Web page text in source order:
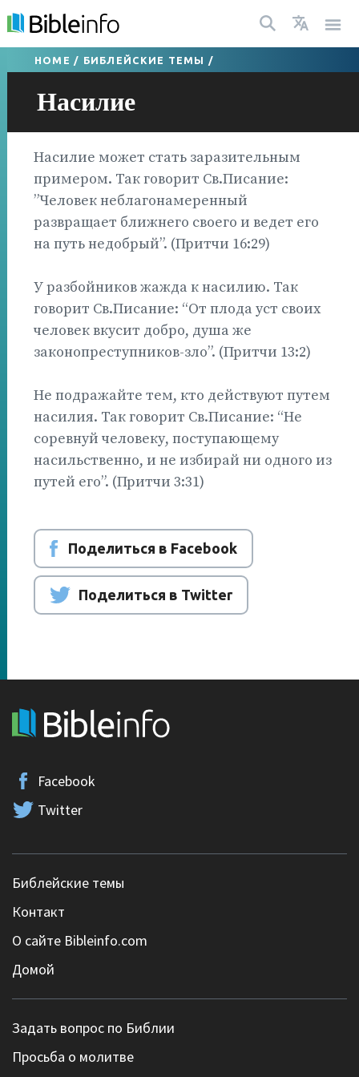
HOME / БИБЛЕЙСКИЕ ТЕМЫ /
Насилие
Насилие может стать заразительным
примером. Так говорит Св.Писание:
”Человек неблагонамеренный
развращает ближнего своего и ведет его
на путь недобрый”. (Притчи 16:29)
У разбойников жажда к насилию. Так
говорит Св.Писание: “От плода уст своих
человек вкусит добро, душа же
законопреступников-зло”. (Притчи 13:2)
Не подражайте тем, кто действуют путем
насилия. Так говорит Св.Писание: “Не
соревнуй человеку, поступающему
насильственно, и не избирай ни одного из
путей его”. (Притчи 3:31)
Поделиться в Facebook
Поделиться в Twitter
Facebook
Twitter
Библейские темы
Контакт
О сайте Bibleinfo.com
Домой
Задать вопрос по Библии
Просьба о молитве